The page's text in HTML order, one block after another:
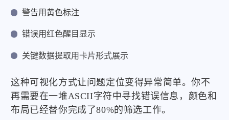
警告用黄色标注
错误用红色醒目显示
关键数据提取用卡片形式展示
这种可视化方式让问题定位变得异常简单。你不
再需要在一堆ASCII字符中寻找错误信息，颜色和
布局已经替你完成了80%的筛选工作。